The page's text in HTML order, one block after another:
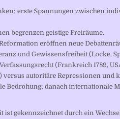
erste Spannungen zwischen
begrenzen geistige Freiräume.
eröffnen neue
und Gewissensfreiheit (Locke,
(Frankreich 1789,
autoritäre Repressionen und
Bedrohung; danach internationale
gekennzeichnet durch ein